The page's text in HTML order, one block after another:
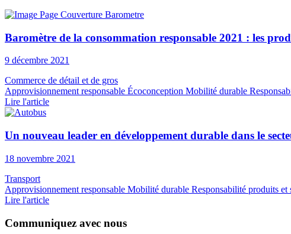
Baromètre de la consommation responsable 2021 : les
9 décembre 2021
Commerce de détail et de gros
Approvisionnement responsable Écoconception Mobilité durable
Lire l'article
Un nouveau leader en développement durable dans le
18 novembre 2021
Transport
Approvisionnement responsable Mobilité durable Responsabilité produits et
Lire l'article
Communiquez avec nous